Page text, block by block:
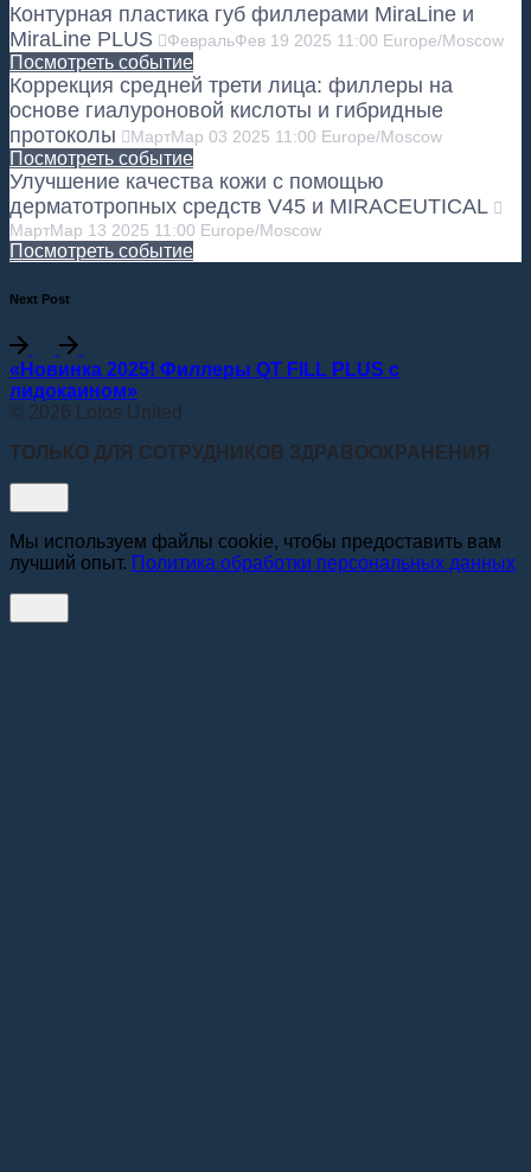
Контурная пластика губ филлерами MiraLine и
MiraLine PLUS
ФевральФев 19 2025 11:00 Europe/Moscow
Посмотреть событие
Коррекция средней трети лица: филлеры на
основе гиалуроновой кислоты и гибридные
протоколы
МартМар 03 2025 11:00 Europe/Moscow
Посмотреть событие
Улучшение качества кожи с помощью
дерматотропных средств V45 и MIRACEUTICAL
МартМар 13 2025 11:00 Europe/Moscow
Посмотреть событие
Next Post
«Новинка 2025! Филлеры QT FILL PLUS с
лидокаином»
© 2026 Lotos United
ТОЛЬКО ДЛЯ СОТРУДНИКОВ ЗДРАВООХРАНЕНИЯ
Мы используем файлы cookie, чтобы предоставить вам
лучший опыт. Политика обработки персональных данных